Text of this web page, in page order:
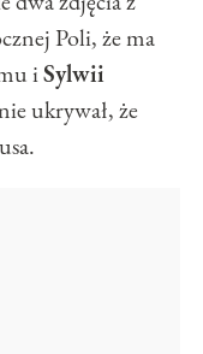
Poli, że ma
iSylwii
ukrywał, że